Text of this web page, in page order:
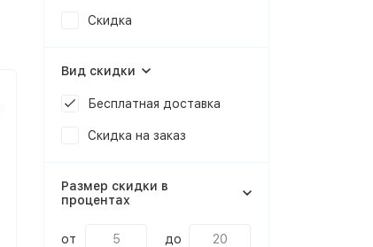
Скидка
Вид скидки
Бесплатная доставка
Скидка на заказ
Размер скидки в
процентах
от до